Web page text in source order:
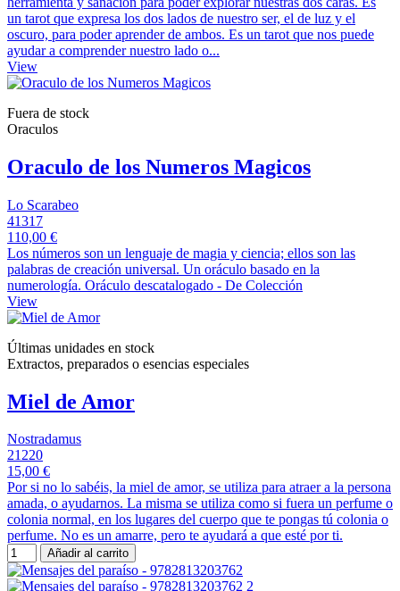
un tarot que expresa los dos lados de nuestro ser, el de luz y el
oscuro, para poder aprender de ambos. Es un tarot que nos puede
ayudar a comprender nuestro lado o...
View
Fuera de stock
Oraculos
Oraculo de los Numeros Magicos
Lo Scarabeo
41317
110,00 €
Los números son un lenguaje de magia y ciencia; ellos son las
palabras de creación universal. Un oráculo basado en la
numerología. Oráculo descatalogado - De Colección
View
Últimas unidades en stock
Extractos, preparados o esencias especiales
Miel de Amor
Nostradamus
21220
15,00 €
Por si no lo sabéis, la miel de amor, se utiliza para atraer a la persona
amada, o ayudarnos. La misma se utiliza como si fuera un perfume o
colonia normal, en los lugares del cuerpo que te pongas tú colonia o
perfume. No es un amarre, pero te ayudará a que esté por ti.
Añadir al carrito